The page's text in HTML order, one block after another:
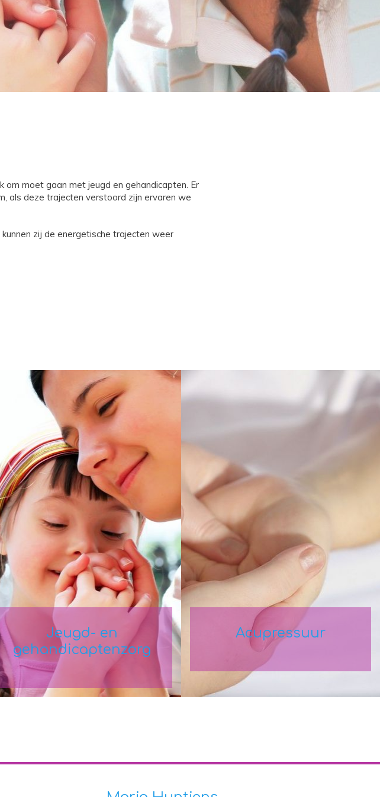
om moet gaan met jeugd en gehandicapten. Er
als deze trajecten verstoord zijn ervaren we
zij de energetische trajecten weer
Jeugd- en
gehandicaptenzorg
Acupressuur